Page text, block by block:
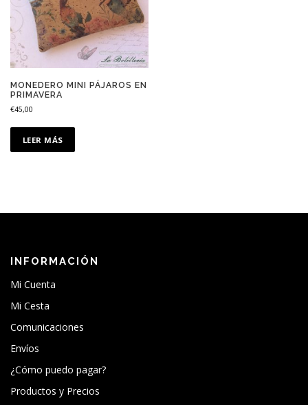
MONEDERO MINI PÁJAROS EN
PRIMAVERA
€45,00
LEER MÁS
INFORMACIÓN
Mi Cuenta
Mi Cesta
Comunicaciones
Envíos
¿Cómo puedo pagar?
Productos y Precios